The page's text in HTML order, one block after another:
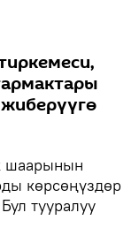
шаарынын
көрсөңүздөр
тууралуу